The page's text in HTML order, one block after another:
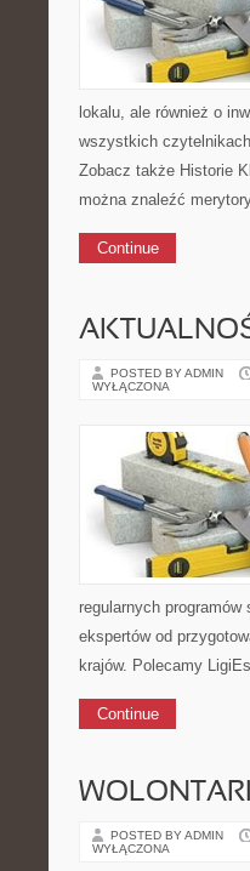
lokalu, ale również o
wszystkich
Zobacz także Historie
można znaleźć
Continue
POSTED BY ADMIN
WYŁĄCZONA
regularnych
ekspertów od
krajów. Polecamy
Continue
POSTED BY ADMIN
WYŁĄCZONA